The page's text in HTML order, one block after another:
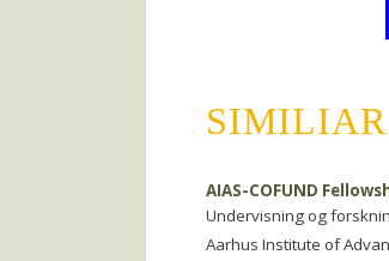
AIAS-COFUND
Undervisning og
Aarhus Institute of